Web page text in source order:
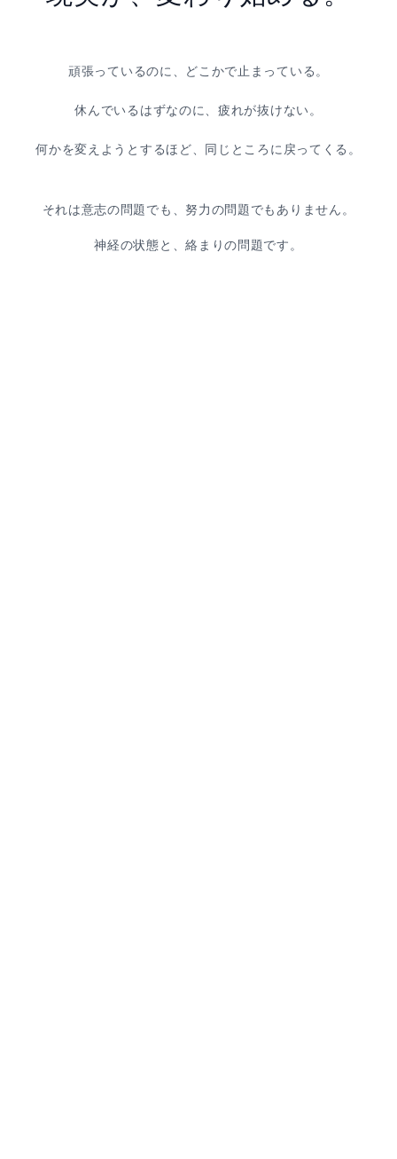
頑張っているのに、どこかで止まっている。
休んでいるはずなのに、疲れが抜けない。
何かを変えようとするほど、同じところに戻ってくる。
それは意志の問題でも、努力の問題でもありません。
神経の状態と、絡まりの問題です。